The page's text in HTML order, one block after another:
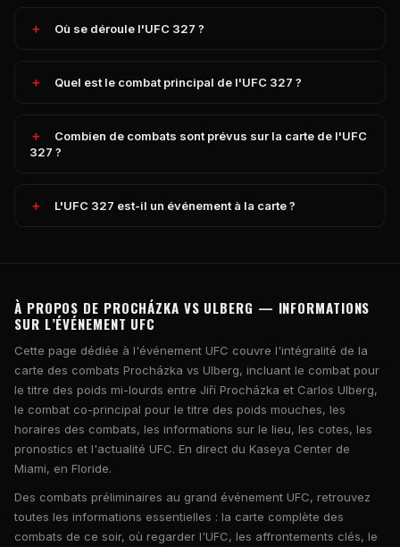
Où se déroule l'UFC 327 ?
Quel est le combat principal de l'UFC 327 ?
Combien de combats sont prévus sur la carte de l'UFC
327 ?
L'UFC 327 est-il un événement à la carte ?
À PROPOS DE PROCHÁZKA VS ULBERG — INFORMATIONS
SUR L’ÉVÉNEMENT UFC
Cette page dédiée à l'événement UFC couvre l'intégralité de la
carte des combats Procházka vs Ulberg, incluant le combat pour
le titre des poids mi-lourds entre Jiří Procházka et Carlos Ulberg,
le combat co-principal pour le titre des poids mouches, les
horaires des combats, les informations sur le lieu, les cotes, les
pronostics et l'actualité UFC. En direct du Kaseya Center de
Miami, en Floride.
Des combats préliminaires au grand événement UFC, retrouvez
toutes les informations essentielles : la carte complète des
combats de ce soir, où regarder l'UFC, les affrontements clés, le